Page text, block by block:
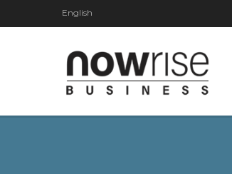
English